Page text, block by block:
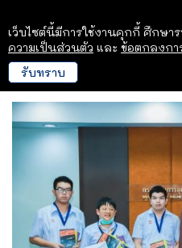
เว็บไซต์นี้มีการใช้งานคุกกี้ ศึกษาร
ความเป็นส่วนตัว และ ข้อตกลงกา
รับทราบ